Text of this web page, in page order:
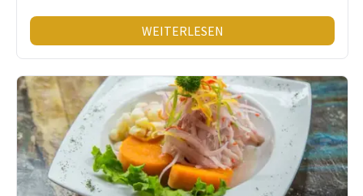
WEITERLESEN